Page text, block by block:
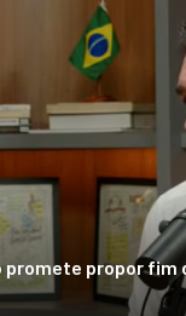
promete propor fim